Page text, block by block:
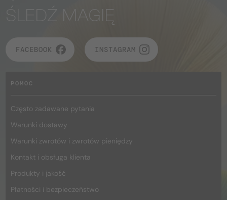
ŚLEDŹ MAGIĘ
FACEBOOK INSTAGRAM
POMOC
Często zadawane pytania
Warunki dostawy
Warunki zwrotów i zwrotów pieniędzy
Kontakt i obsługa klienta
Produkty i jakość
Płatności i bezpieczeństwo